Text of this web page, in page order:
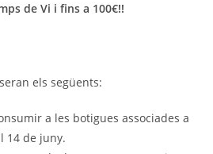
de Vi i fins a 100€!!
els següents:
a les botigues associades a
14 de juny.